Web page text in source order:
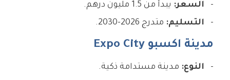
السعر: يبدأ من 1.5 مليون درهم.
التسليم: متدرج 2026-2030.
مدينة اكسبو Expo City
النوع: مدينة مستدامة ذكية.